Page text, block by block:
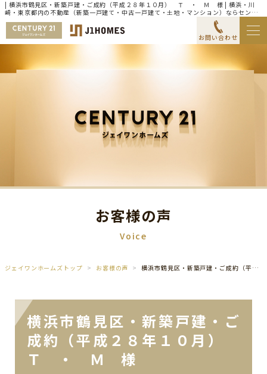
| 横浜市鶴見区・新築戸建・ご成約（平成２８年１０月） Ｔ ・ Ｍ 様 | 横浜・川
崎・東京都内の不動産（新築一戸建て・中古一戸建て・土地・マンション）ならセンチ
ュリー21ジェイワンホームズ
お問い合わせ
お客様の声
Voice
ジェイワンホームズトップ お客様の声 横浜市鶴見区・新築戸建・ご成約（平成２８年１０月） Ｔ ・ Ｍ 様
横浜市鶴見区・新築戸建・ご
成約（平成２８年１０月）
Ｔ ・ Ｍ 様